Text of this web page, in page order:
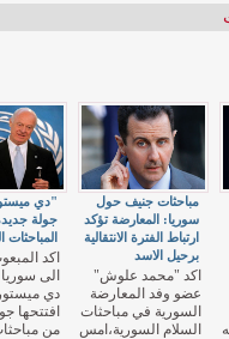
"دي
جولة
المباحثات
اكد
الى
دي
افتتحها
من
مباحثات جنيف حول
سوريا: المعارضة تؤكد
ارتباط الفترة الانتقالية
برحيل الاسد
اكد "محمد علوش"
عضو وفد المعارضة
السورية في مباحثات
السلام السورية،امس